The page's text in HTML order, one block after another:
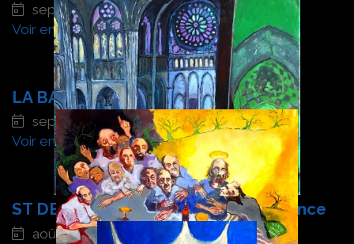
septembre 2024
Voir en détail
LA BAIGNADE
septembre 2024
Voir en détail
ST DENIS, nécropole des rois de France
août 2024